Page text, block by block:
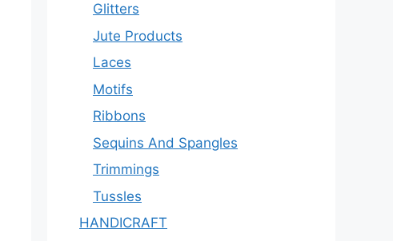
Glitters
Jute Products
Laces
Motifs
Ribbons
Sequins And Spangles
Trimmings
Tussles
HANDICRAFT